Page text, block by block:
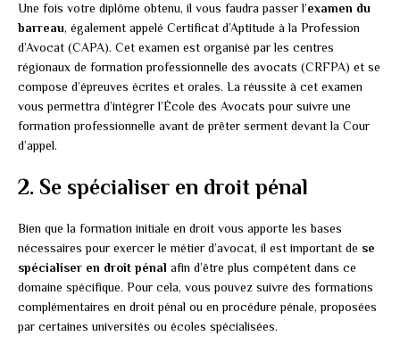
Une fois votre diplôme obtenu, il vous faudra passer l’examen du
barreau, également appelé Certificat d’Aptitude à la Profession
d’Avocat (CAPA). Cet examen est organisé par les centres
régionaux de formation professionnelle des avocats (CRFPA) et se
compose d’épreuves écrites et orales. La réussite à cet examen
vous permettra d’intégrer l’École des Avocats pour suivre une
formation professionnelle avant de prêter serment devant la Cour
d’appel.
2. Se spécialiser en droit pénal
Bien que la formation initiale en droit vous apporte les bases
nécessaires pour exercer le métier d’avocat, il est important de se
spécialiser en droit pénal afin d’être plus compétent dans ce
domaine spécifique. Pour cela, vous pouvez suivre des formations
complémentaires en droit pénal ou en procédure pénale, proposées
par certaines universités ou écoles spécialisées.